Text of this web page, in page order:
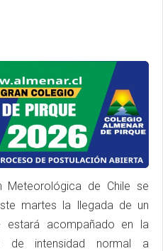
Meteorológica de Chile se
martes la llegada de un
estará acompañado en la
de intensidad normal a